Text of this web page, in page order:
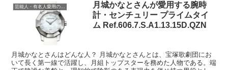
八木真澄（サバンナ）さんはどんな人？ 八木真澄（やぎ ますみ）さ
んは、お笑いコンビ・サバンナのツッコミ担当として知られる人物で
あり、芸人という枠を超えて多面的な魅力を持つ存在である。鋭いツ
ッコミと知的な言葉選びで笑いを生み出す一方、その内面...
計・センチュリー プライムタイ
ム Ref.606.7.S.A1.13.15D.QZN